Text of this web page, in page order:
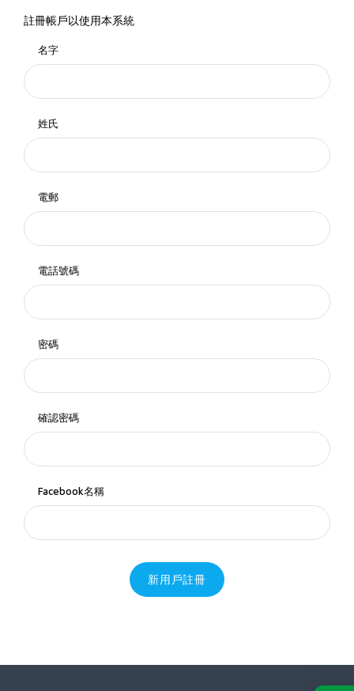
註冊帳戶以使用本系統
名字
姓氏
電郵
電話號碼
密碼
確認密碼
Facebook名稱
新用戶註冊